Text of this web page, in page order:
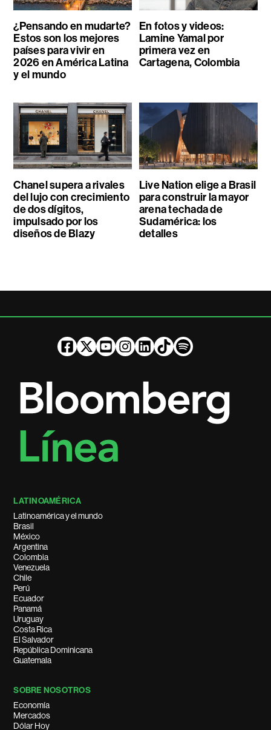
¿Pensando en mudarte?
Estos son los mejores
países para vivir en
2026 en América Latina
y el mundo
En fotos y videos:
Lamine Yamal por
primera vez en
Cartagena, Colombia
Chanel supera a rivales
del lujo con crecimiento
de dos dígitos,
impulsado por los
diseños de Blazy
Live Nation elige a Brasil
para construir la mayor
arena techada de
Sudamérica: los
detalles
LATINOAMÉRICA
Latinoamérica y el mundo
Brasil
México
Argentina
Colombia
Venezuela
Chile
Perú
Ecuador
Panamá
Uruguay
Costa Rica
El Salvador
República Dominicana
Guatemala
SOBRE NOSOTROS
Economía
Mercados
Dólar Hoy